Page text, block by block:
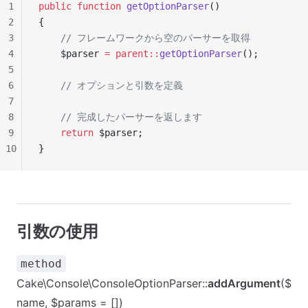
public function getOptionParser()
{
    // フレームワークから空のパーサーを取得
    $parser
= parent:: getOptionParser();
    // オプションと引数を定義
    // 完成したパーサーを返します
    return
$parser;
}
1
2
3
4
5
6
7
8
9
10
引数の使用
method
Cake\Console\ConsoleOptionParser::addArgument($
name, $params = [])